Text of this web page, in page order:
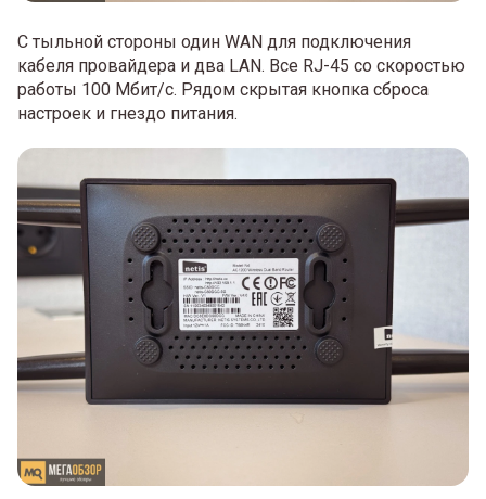
С тыльной стороны один WAN для подключения
кабеля провайдера и два LAN. Все RJ-45 со скоростью
работы 100 Мбит/с. Рядом скрытая кнопка сброса
настроек и гнездо питания.